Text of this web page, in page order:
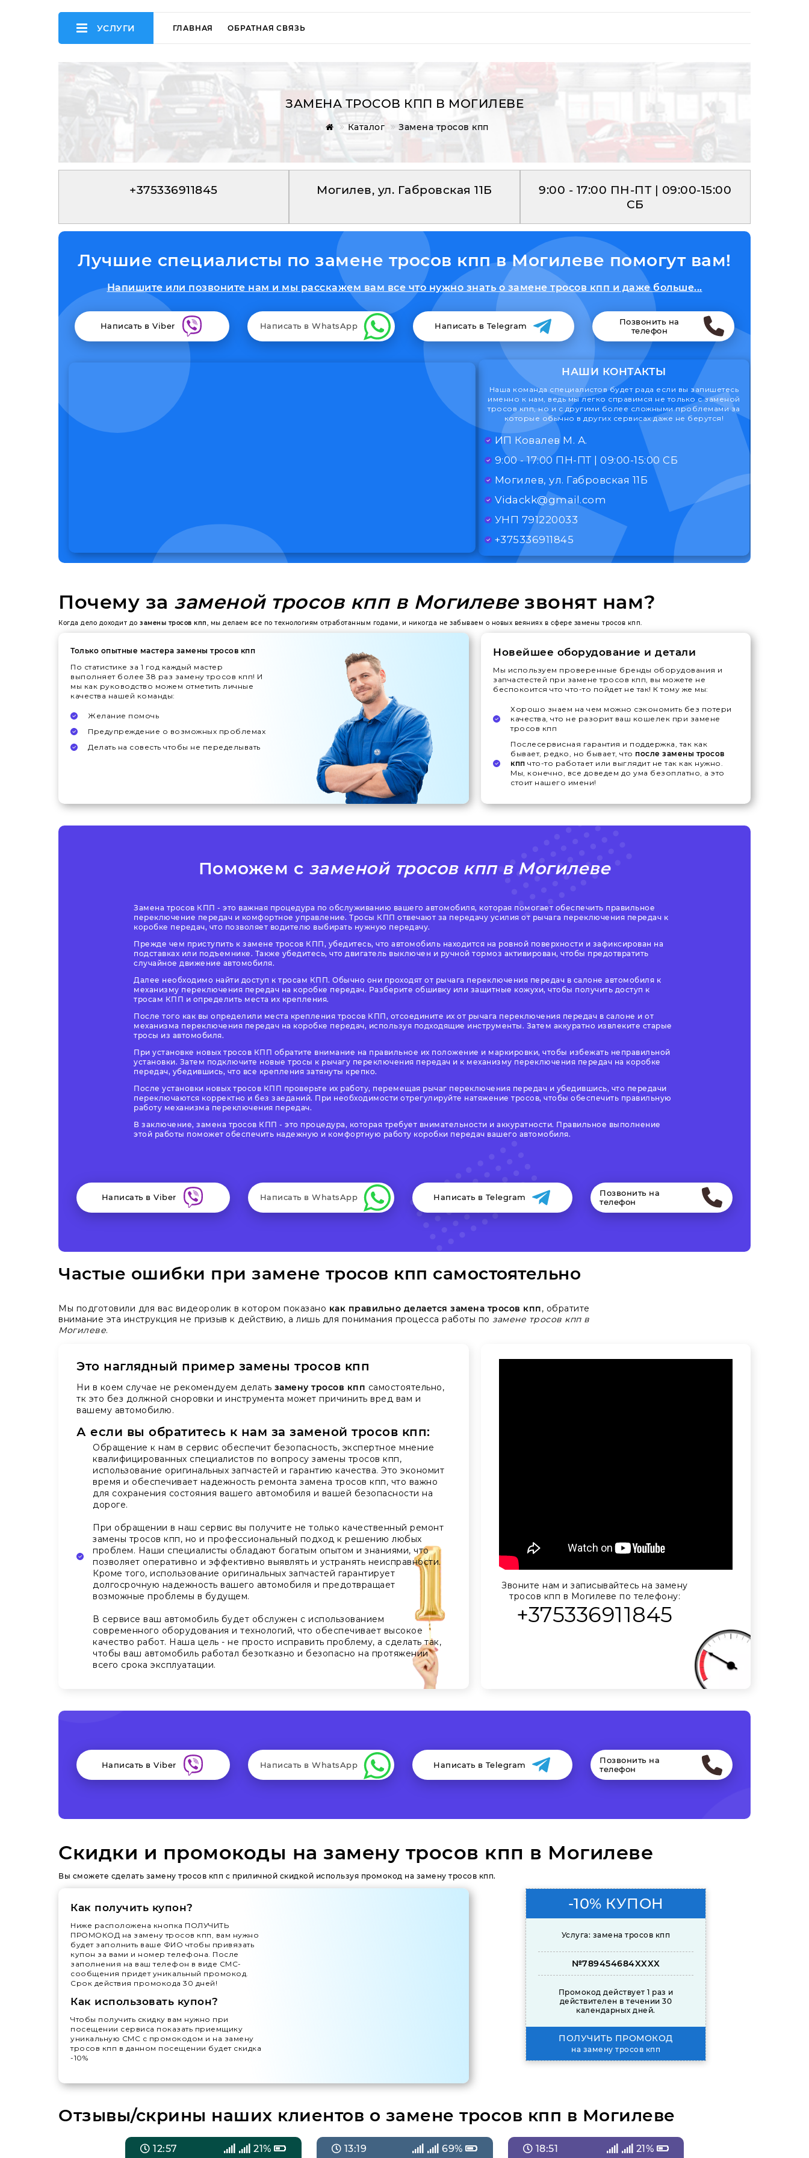
УСЛУГИ ГЛАВНАЯ ОБРАТНАЯ СВЯЗЬ
ЗАМЕНА ТРОСОВ КПП В МОГИЛЕВЕ
Каталог Замена тросов кпп
+375336911845 Могилев, ул. Габровская 11Б
9:00 - 17:00 ПН-ПТ | 09:00-15:00
СБ
Лучшие специалисты по замене тросов кпп в Могилеве помогут вам!
Напишите или позвоните нам и мы расскажем вам все что нужно знать о замене тросов кпп и даже больше...
Написать в Viber Написать в WhatsApp Написать в Telegram
Позвонить на
телефон
НАШИ КОНТАКТЫ
Наша команда специалистов будет рада если вы запишетесь
именно к нам, ведь мы легко справимся не только с заменой
тросов кпп, но и с другими более сложными проблемами за
которые обычно в других сервисах даже не берутся!
ИП Ковалев М. А.
9:00 - 17:00 ПН-ПТ | 09:00-15:00 СБ
Могилев, ул. Габровская 11Б
Vidackk@gmail.com
УНП 791220033
+375336911845
Почему за заменой тросов кпп в Могилевезвонят нам?
Когда дело доходит до замены тросов кпп, мы делаем все по технологиям отработанным годами, и никогда не забываем о новых веяниях в сфере замены тросов кпп.
Только опытные мастера замены тросов кпп
По статистике за 1 год каждый мастер
выполняет более 38 раз замену тросов кпп! И
мы как руководство можем отметить личные
качества нашей команды:
Желание помочь
Предупреждение о возможных проблемах
Делать на совесть чтобы не переделывать
Новейшее оборудование и детали
Мы используем проверенные бренды оборудования и
запчастестей при замене тросов кпп, вы можете не
беспокоится что что-то пойдет не так! К тому же мы:
Хорошо знаем на чем можно сэкономить без потери
качества, что не разорит ваш кошелек при замене
тросов кпп
Послесервисная гарантия и поддержка, так как
бывает, редко, но бывает, что после замены тросов
кпп что-то работает или выглядит не так как нужно.
Мы, конечно, все доведем до ума безоплатно, а это
стоит нашего имени!
Поможем с заменой тросов кпп в Могилеве
Замена тросов КПП - это важная процедура по обслуживанию вашего автомобиля, которая помогает обеспечить правильное
переключение передач и комфортное управление. Тросы КПП отвечают за передачу усилия от рычага переключения передач к
коробке передач, что позволяет водителю выбирать нужную передачу.
Прежде чем приступить к замене тросов КПП, убедитесь, что автомобиль находится на ровной поверхности и зафиксирован на
подставках или подъемнике. Также убедитесь, что двигатель выключен и ручной тормоз активирован, чтобы предотвратить
случайное движение автомобиля.
Далее необходимо найти доступ к тросам КПП. Обычно они проходят от рычага переключения передач в салоне автомобиля к
механизму переключения передач на коробке передач. Разберите обшивку или защитные кожухи, чтобы получить доступ к
тросам КПП и определить места их крепления.
После того как вы определили места крепления тросов КПП, отсоедините их от рычага переключения передач в салоне и от
механизма переключения передач на коробке передач, используя подходящие инструменты. Затем аккуратно извлеките старые
тросы из автомобиля.
При установке новых тросов КПП обратите внимание на правильное их положение и маркировки, чтобы избежать неправильной
установки. Затем подключите новые тросы к рычагу переключения передач и к механизму переключения передач на коробке
передач, убедившись, что все крепления затянуты крепко.
После установки новых тросов КПП проверьте их работу, перемещая рычаг переключения передач и убедившись, что передачи
переключаются корректно и без заеданий. При необходимости отрегулируйте натяжение тросов, чтобы обеспечить правильную
работу механизма переключения передач.
В заключение, замена тросов КПП - это процедура, которая требует внимательности и аккуратности. Правильное выполнение
этой работы поможет обеспечить надежную и комфортную работу коробки передач вашего автомобиля.
Написать в Viber Написать в WhatsApp Написать в Telegram
Позвонить на
телефон
Частые ошибки при замене тросов кпп самостоятельно
Мы подготовили для вас видеоролик в котором показано как правильно делается замена тросов кпп, обратите
внимание эта инструкция не призыв к действию, а лишь для понимания процесса работы по замене тросов кпп в
Могилеве.
Это наглядный пример замены тросов кпп
Ни в коем случае не рекомендуем делать замену тросов кпп самостоятельно,
тк это без должной сноровки и инструмента может причинить вред вам и
вашему автомобилю.
А если вы обратитесь к нам за заменой тросов кпп:
Обращение к нам в сервис обеспечит безопасность, экспертное мнение
квалифицированных специалистов по вопросу замены тросов кпп,
использование оригинальных запчастей и гарантию качества. Это экономит
время и обеспечивает надежность ремонта замена тросов кпп, что важно
для сохранения состояния вашего автомобиля и вашей безопасности на
дороге.
При обращении в наш сервис вы получите не только качественный ремонт
замены тросов кпп, но и профессиональный подход к решению любых
проблем. Наши специалисты обладают богатым опытом и знаниями, что
позволяет оперативно и эффективно выявлять и устранять неисправности.
Кроме того, использование оригинальных запчастей гарантирует
долгосрочную надежность вашего автомобиля и предотвращает
возможные проблемы в будущем.
В сервисе ваш автомобиль будет обслужен с использованием
современного оборудования и технологий, что обеспечивает высокое
качество работ. Наша цель - не просто исправить проблему, а сделать так,
чтобы ваш автомобиль работал безотказно и безопасно на протяжении
всего срока эксплуатации.
Звоните нам и записывайтесь на замену
тросов кпп в Могилеве по телефону:
+375336911845
Написать в Viber Написать в WhatsApp Написать в Telegram
Позвонить на
телефон
Скидки и промокоды на замену тросов кпп в Могилеве
Вы сможете сделать замену тросов кпп с приличной скидкой используя промокод на замену тросов кпп.
Как получить купон?
Ниже расположена кнопка ПОЛУЧИТЬ
ПРОМОКОД на замену тросов кпп, вам нужно
будет заполнить ваше ФИО чтобы привязать
купон за вами и номер телефона. После
заполнения на ваш телефон в виде СМС-
сообщения придет уникальный промокод.
Срок действия промокода 30 дней!
Как использовать купон?
Чтобы получить скидку вам нужно при
посещении сервиса показать приемщику
уникальную СМС с промокодом и на замену
тросов кпп в данном посещении будет скидка
-10%
-10% КУПОН
Услуга: замена тросов кпп
№789454684XXXX
Промокод действует 1 раз и
действителен в течении 30
календарных дней.
ПОЛУЧИТЬ ПРОМОКОД
на замену тросов кпп
Отзывы/скрины наших клиентов о замене тросов кпп в Могилеве
12:57 21% 13:19 69% 18:51 21%